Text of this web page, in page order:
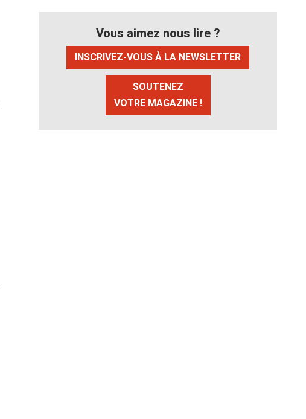
Vous aimez nous lire ?
INSCRIVEZ-VOUS À LA NEWSLETTER
SOUTENEZ
VOTRE MAGAZINE !